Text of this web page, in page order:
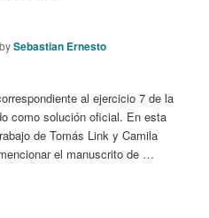
bySebastian Ernesto
al ejercicio 7 de la
como solución oficial. En esta
de Tomás Link y Camila
el manuscrito de …